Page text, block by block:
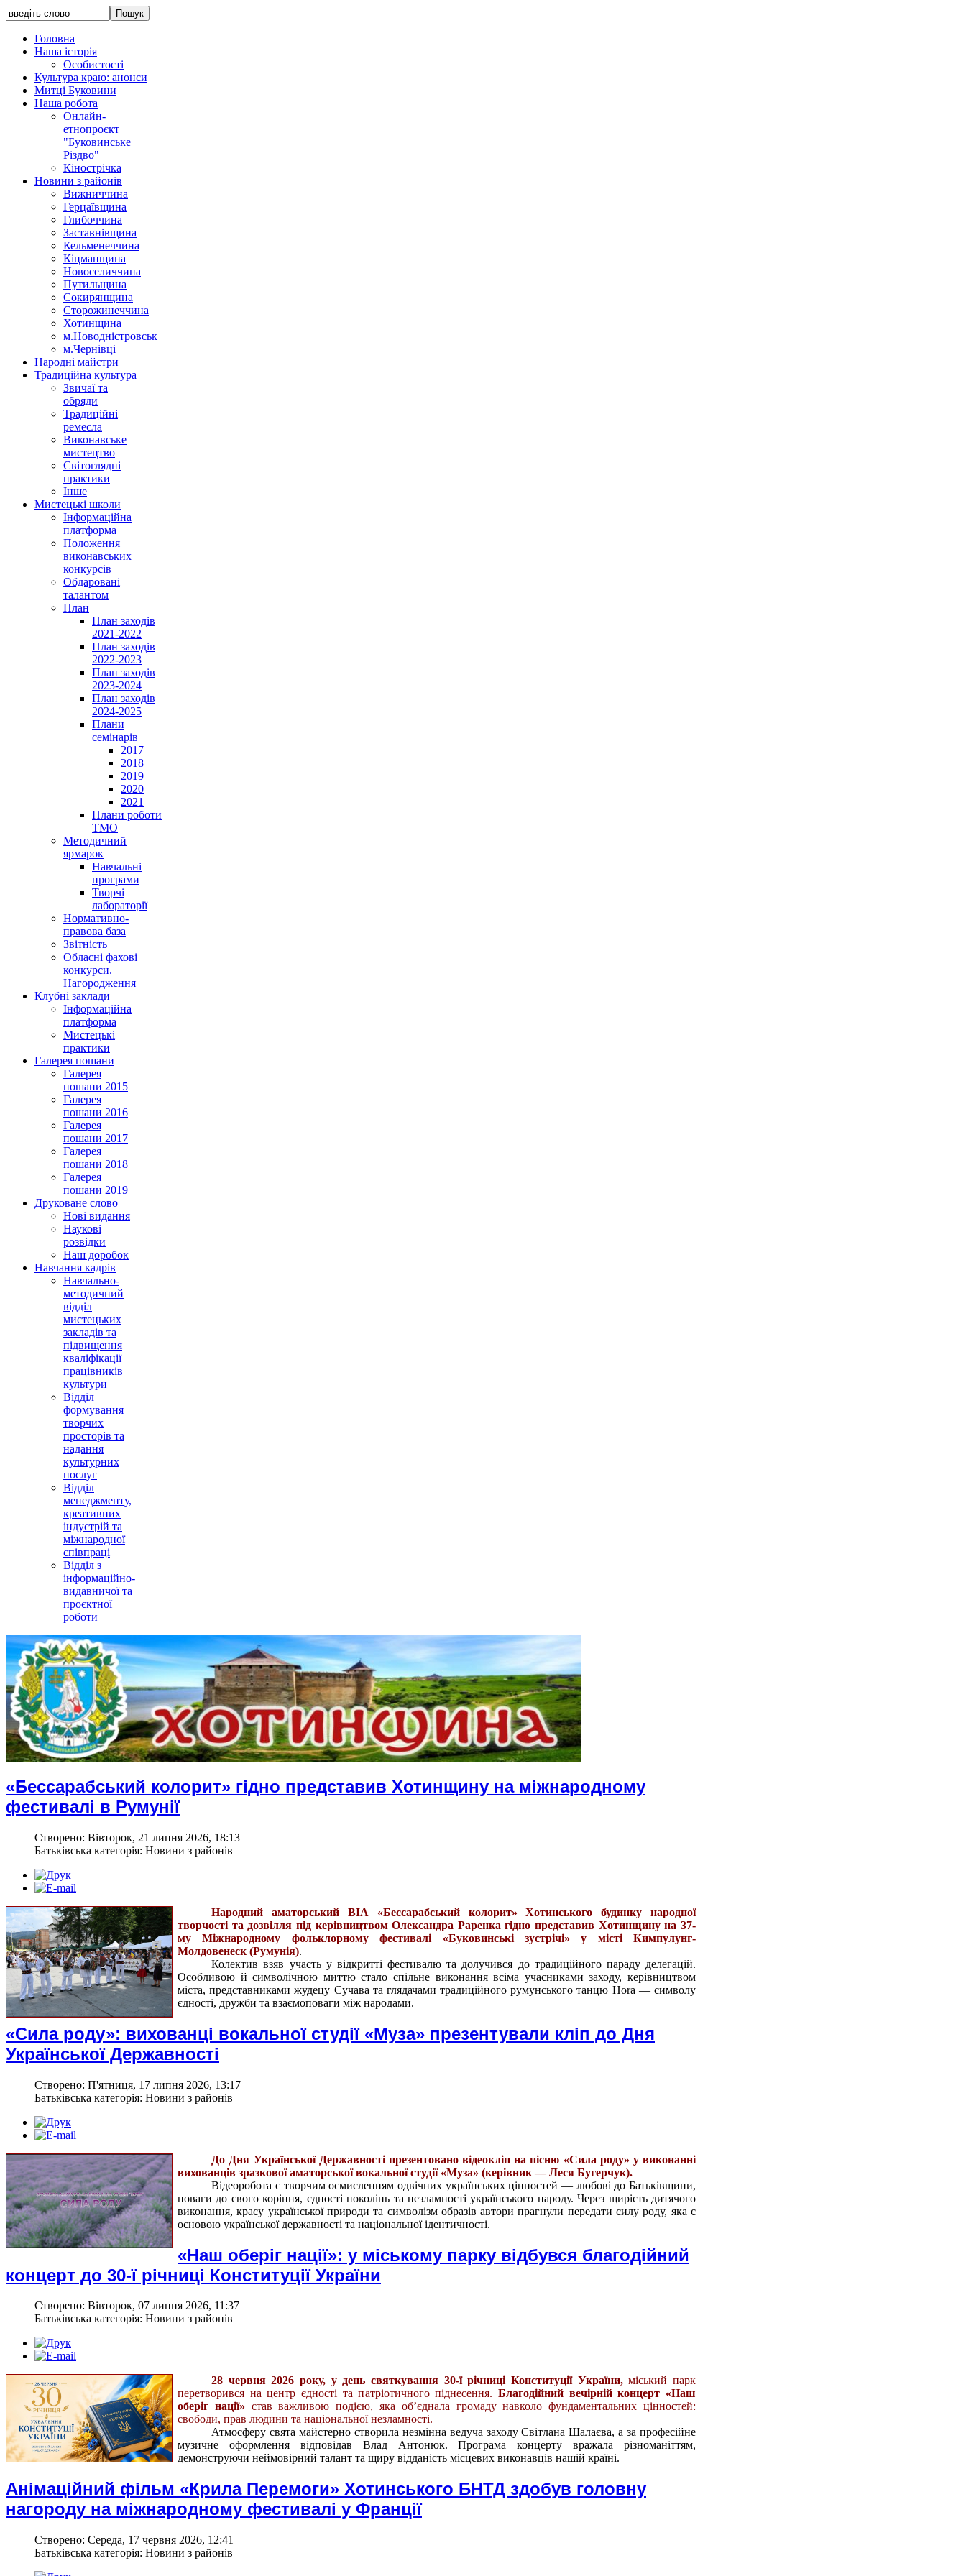
Головна
Наша історія
Особистості
Культура краю: анонси
Митці Буковини
Наша робота
Онлайн-
етнопроєкт
"Буковинське
Різдво"
Кінострічка
Новини з районів
Вижниччина
Герцаївщина
Глибоччина
Заставнівщина
Кельменеччина
Кіцманщина
Новоселиччина
Путильщина
Сокирянщина
Сторожинеччина
Хотинщина
м.Новодністровськ
м.Чернівці
Народні майстри
Традиційна культура
Звичаї та
обряди
Традиційні
ремесла
Виконавське
мистецтво
Світоглядні
практики
Інше
Мистецькі школи
Інформаційна
платформа
Положення
виконавських
конкурсів
Обдаровані
талантом
План
План заходів
2021-2022
План заходів
2022-2023
План заходів
2023-2024
План заходів
2024-2025
Плани
семінарів
2017
2018
2019
2020
2021
Плани роботи
ТМО
Методичний
ярмарок
Навчальні
програми
Творчі
лабораторії
Нормативно-
правова база
Звітність
Обласні фахові
конкурси.
Нагородження
Клубні заклади
Інформаційна
платформа
Мистецькі
практики
Галерея пошани
Галерея
пошани 2015
Галерея
пошани 2016
Галерея
пошани 2017
Галерея
пошани 2018
Галерея
пошани 2019
Друковане слово
Нові видання
Наукові
розвідки
Наш доробок
Навчання кадрів
Навчально-
методичний
відділ
мистецьких
закладів та
підвищення
кваліфікації
працівників
культури
Відділ
формування
творчих
просторів та
надання
культурних
послуг
Відділ
менеджменту,
креативних
індустрій та
міжнародної
співпраці
Відділ з
інформаційно-
видавничої та
проєктної
роботи
«Бессарабський колорит» гідно представив Хотинщину на міжнародному
фестивалі в Румунії
Створено: Вівторок, 21 липня 2026, 18:13
Батьківська категорія: Новини з районів
Народний аматорський ВІА «Бессарабський колорит» Хотинського будинку народної
творчості та дозвілля під керівництвом Олександра Раренка гідно представив Хотинщину на 37-
му Міжнародному фольклорному фестивалі «Буковинські зустрічі» у місті Кимпулунг-
Молдовенеск (Румунія).
Колектив взяв участь у відкритті фестивалю та долучився до традиційного параду делегацій.
Особливою й символічною миттю стало спільне виконання всіма учасниками заходу, керівництвом
міста, представниками жудецу Сучава та глядачами традиційного румунського танцю Hora — символу
єдності, дружби та взаємоповаги між народами.
«Сила роду»: вихованці вокальної студії «Муза» презентували кліп до Дня
Української Державності
Створено: П'ятниця, 17 липня 2026, 13:17
Батьківська категорія: Новини з районів
До Дня Української Державності презентовано відеокліп на пісню «Сила роду» у виконанні
вихованців зразкової аматорської вокальної студії «Муза» (керівник — Леся Бугерчук).
Відеоробота є творчим осмисленням одвічних українських цінностей — любові до Батьківщини,
поваги до свого коріння, єдності поколінь та незламності українського народу. Через щирість дитячого
виконання, красу української природи та символізм образів автори прагнули передати силу роду, яка є
основою української державності та національної ідентичності.
«Наш оберіг нації»: у міському парку відбувся благодійний
концерт до 30-ї річниці Конституції України
Створено: Вівторок, 07 липня 2026, 11:37
Батьківська категорія: Новини з районів
28 червня 2026 року, у день святкування 30-ї річниці Конституції України,міський парк
перетворився на центр єдності та патріотичного піднесення. Благодійний вечірній концерт «Наш
оберіг нації» став важливою подією, яка об’єднала громаду навколо фундаментальних цінностей:
свободи, прав людини та національної незламності.
Атмосферу свята майстерно створила незмінна ведуча заходу Світлана Шалаєва, а за професійне
музичне оформлення відповідав Влад Антонюк. Програма концерту вражала різноманіттям,
демонструючи неймовірний талант та щиру відданість місцевих виконавців нашій країні.
Анімаційний фільм «Крила Перемоги» Хотинського БНТД здобув головну
нагороду на міжнародному фестивалі у Франції
Створено: Середа, 17 червня 2026, 12:41
Батьківська категорія: Новини з районів